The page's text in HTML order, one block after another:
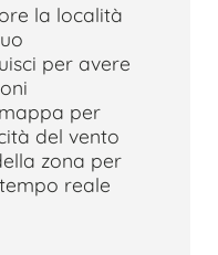
la località
per avere
per
del vento
zona per
reale